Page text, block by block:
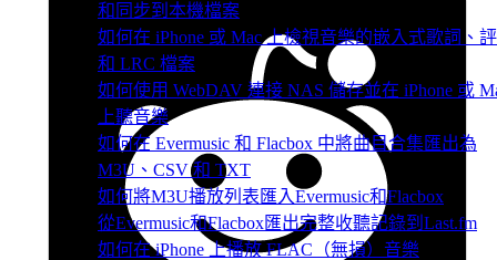
和同步到本機檔案
如何在 iPhone 或 Mac 上檢視音樂的嵌入式歌詞、
和 LRC 檔案
如何使用 WebDAV 連接 NAS 儲存並在 iPhone 或
上聽音樂
如何在 Evermusic 和 Flacbox 中將曲目合集匯出為
M3U、CSV 和 TXT
如何將M3U播放列表匯入Evermusic和Flacbox
從Evermusic和Flacbox匯出完整收聽記錄到Last.fm
如何在 iPhone 上播放 FLAC（無損）音樂